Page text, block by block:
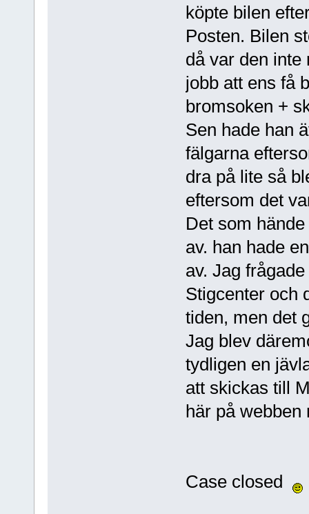
köpte bilen
Posten. Bilen
då var den inte
jobb att ens få
bromsoken +
Sen hade han
fälgarna
dra på lite så
eftersom det
Det som
av. han hade
av. Jag
Stigcenter och
tiden, men det
Jag blev
tydligen en
att skickas till
här på webben
Case closed